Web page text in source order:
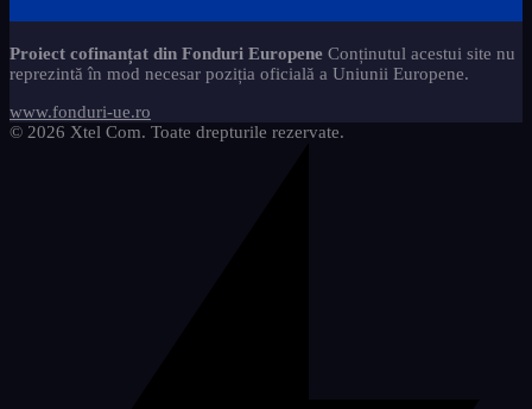
Proiect cofinanțat din Fonduri Europene Conținutul acestui site nu
reprezintă în mod necesar poziția oficială a Uniunii Europene.
www.fonduri-ue.ro
© 2026 Xtel Com. Toate drepturile rezervate.